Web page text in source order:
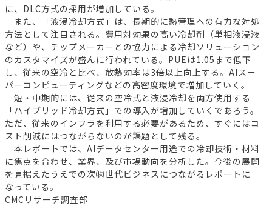
に、DLC方式の採用が増加している。
また、「液浸冷却方式」は、長期的に熱管理への有力な対処
方法として注目される。費用対効果の高い冷却剤（単相液浸液
など）や、チップメーカーとの協力による冷却ソリューション
のカスタマイズが盛んに行われている。PUEは1.05まで低下
し、従来の空冷と比べ、放熱効率は3倍以上向上する。AIスー
パーコンピューティングなどの高密度環境で増加していく。
短・中期的には、従来の空冷式と液浸冷却を両方使用する
「ハイブリッド冷却方式」での導入が増加していくであろう。
ただ、従来のインフラを利用する必要があるため、すぐにはコ
スト削減にはつながらないのが課題として残る。
本レポートでは、AIデータセンター用途での冷却技術・材料
に焦点を合わせ、業界、及び市場動向を分析した。今後の展開
を見据えたうえでの次㈱世代ビジネスにつながるレポートに
なっている。
CMCリサーチ調査部